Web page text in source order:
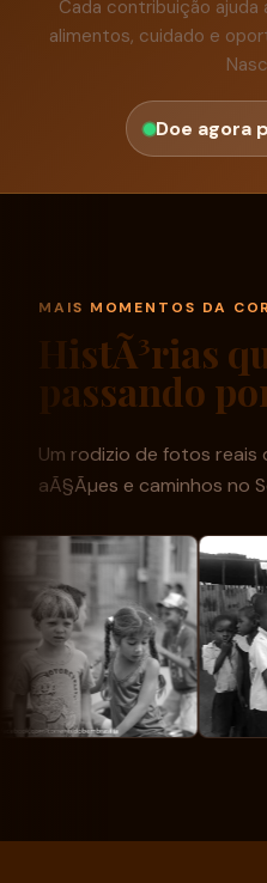
Cada contribuição
alimentos, cuidado e
Doe agora
MAIS MOMENTOS DA
HistÃ³rias
passando
Um rodizio de fotos
aÃ§Ãµes e caminhos no